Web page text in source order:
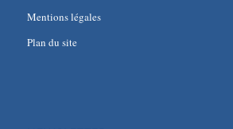
Mentions légales
Plan du site